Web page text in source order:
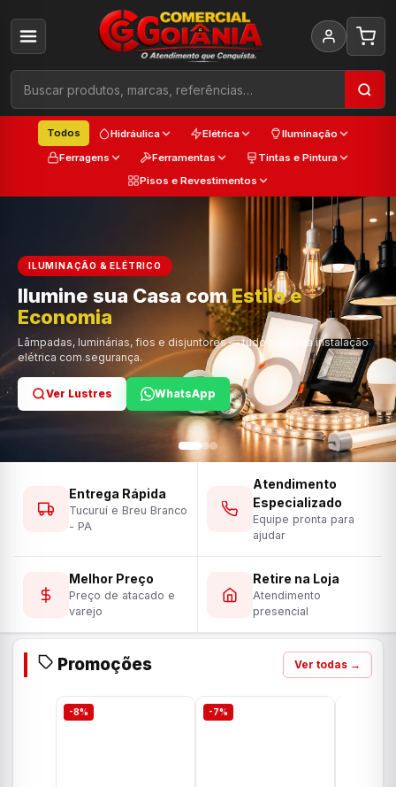
Todos Hidráulica Elétrica
Iluminação
Ferragens
Ferramentas
Tintas e Pintura
Pisos e Revestimentos
ILUMINAÇÃO & ELÉTRICO
Ilumine sua Casa comEstilo e
Economia
Lâmpadas, luminárias, fios e disjuntores — tudo para sua instalação
elétrica com segurança.
Ver Lustres WhatsApp
Cada
Trabalho
Ver Ferramentas WhatsApp
Cor e Qualidade
Ver Tintas WhatsApp
Entrega Rápida
Tucuruí e Breu Branco
- PA
Atendimento
Especializado
Equipe pronta para
ajudar
Melhor Preço
Preço de atacado e
varejo
Retire na Loja
Atendimento
presencial
Promoções Ver todas →
-8% -7%